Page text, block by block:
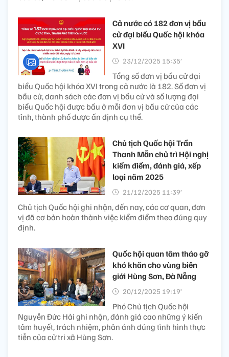
Cả nước có 182 đơn vị bầu
cử đại biểu Quốc hội khóa
XVI
23/12/2025 15:35’
Tổng số đơn vị bầu cử đại
biểu Quốc hội khóa XVI trong cả nước là 182. Số đơn vị
bầu cử, danh sách các đơn vị bầu cử và số lượng đại
biểu Quốc hội được bầu ở mỗi đơn vị bầu cử của các
tỉnh, thành phố được ấn định cụ thể.
Chủ tịch Quốc hội Trần
Thanh Mẫn chủ trì Hội nghị
kiểm điểm, đánh giá, xếp
loại năm 2025
21/12/2025 11:39’
Chủ tịch Quốc hội ghi nhận, đến nay, các cơ quan, đơn
vị đã cơ bản hoàn thành việc kiểm điểm theo đúng quy
định.
Quốc hội quan tâm tháo gỡ
khó khăn cho vùng biên
giới Hùng Sơn, Đà Nẵng
20/12/2025 19:19’
Phó Chủ tịch Quốc hội
Nguyễn Đức Hải ghi nhận, đánh giá cao những ý kiến
tâm huyết, trách nhiệm, phản ánh đúng tình hình thực
tiễn của cử tri xã Hùng Sơn.